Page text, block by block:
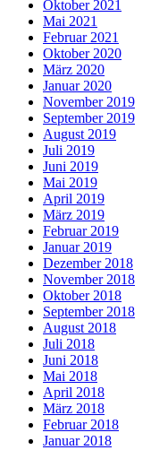
Oktober 2021
Mai 2021
Februar 2021
Oktober 2020
März 2020
Januar 2020
November 2019
September 2019
August 2019
Juli 2019
Juni 2019
Mai 2019
April 2019
März 2019
Februar 2019
Januar 2019
Dezember 2018
November 2018
Oktober 2018
September 2018
August 2018
Juli 2018
Juni 2018
Mai 2018
April 2018
März 2018
Februar 2018
Januar 2018